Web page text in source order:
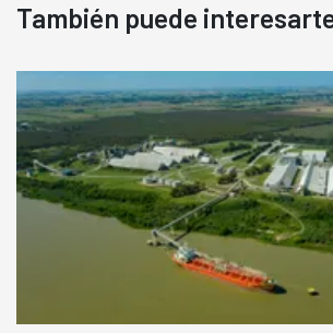
También puede